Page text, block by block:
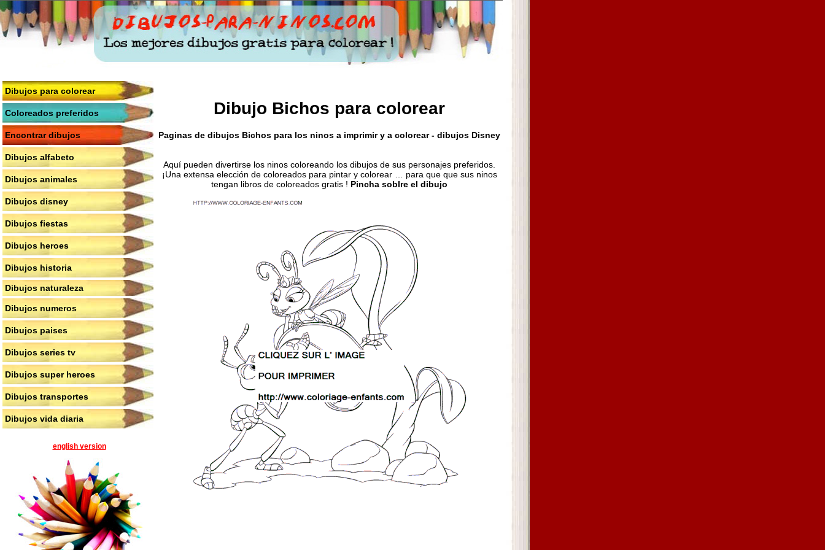
Dibujos para colorear
Coloreados preferidos
Encontrar dibujos
Dibujos alfabeto
Dibujos animales
Dibujos disney
Dibujos fiestas
Dibujos heroes
Dibujos historia
Dibujos naturaleza
Dibujos numeros
Dibujos paises
Dibujos series tv
Dibujos super heroes
Dibujos transportes
Dibujos vida diaria
english version
Dibujo Bichos para colorear
Paginas de dibujos Bichos para los ninos a imprimir y a colorear - dibujos Disney
Aquí pueden divertirse los ninos coloreando los dibujos de sus personajes preferidos.
¡Una extensa elección de coloreados para pintar y colorear … para que que sus ninos
tengan libros de coloreados gratis ! Pincha soblre el dibujo